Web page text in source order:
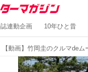
連動企画 10年ひと昔